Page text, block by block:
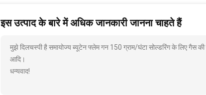
इस उत्पाद के बारे में अधिक जानकारी जानना चाहते हैं
मुझे दिलचस्पी है समायोज्य ब्यूटेन फ्लेम गन 150 ग्राम/घंटा सोल्डरिंग के लिए गैस
आदि।
धन्यवाद!